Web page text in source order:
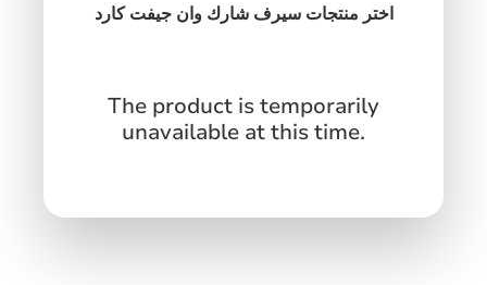
اختر منتجات سيرف شارك وان جيفت كارد
The product is temporarily
unavailable at this time.